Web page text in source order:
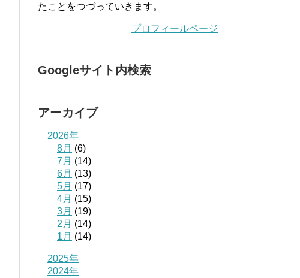
たことをつづっていきます。
プロフィールページ
Googleサイト内検索
アーカイブ
2026年
8月 (6)
7月 (14)
6月 (13)
5月 (17)
4月 (15)
3月 (19)
2月 (14)
1月 (14)
2025年
2024年